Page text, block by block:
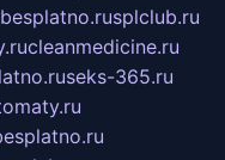
splclub.ru
cleanmedicine.ru
seks-365.ru